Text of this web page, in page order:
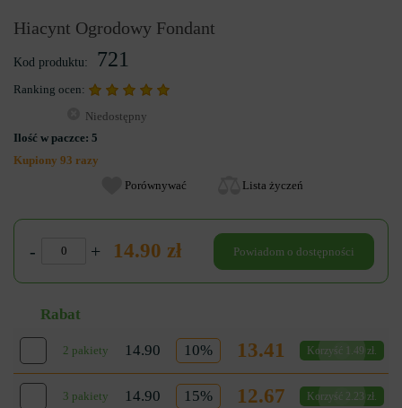
Hiacynt Ogrodowy Fondant
Kod produktu: 721
Ranking ocen:
Niedostępny
Ilość w paczce: 5
Kupiony 93 razy
Porównywać
Lista życzeń
- + 14.90 zł Powiadom o dostępności
Rabat
2 pakiety 14.90 10% 13.41 Korzyść 1.49 zł.
3 pakiety 14.90 15% 12.67 Korzyść 2.23 zł.